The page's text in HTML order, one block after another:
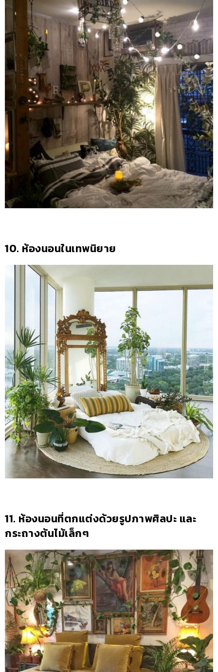
10. ห้องนอนในเทพนิยาย
11. ห้องนอนที่ตกแต่งด้วยรูปภาพศิลปะ และ
กระถางต้นไม้เล็กๆ